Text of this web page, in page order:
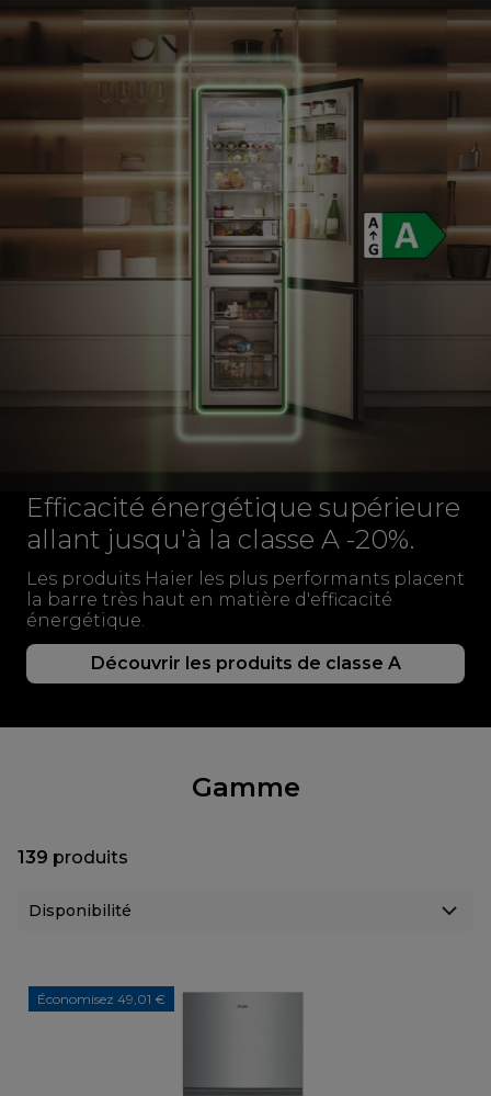
Efficacité énergétique supérieure
allant jusqu'à la classe A -20%.
Les produits Haier les plus performants placent
la barre très haut en matière d'efficacité
énergétique.
Découvrir les produits de classe A
Gamme
139 produits
Économisez 49,01 €